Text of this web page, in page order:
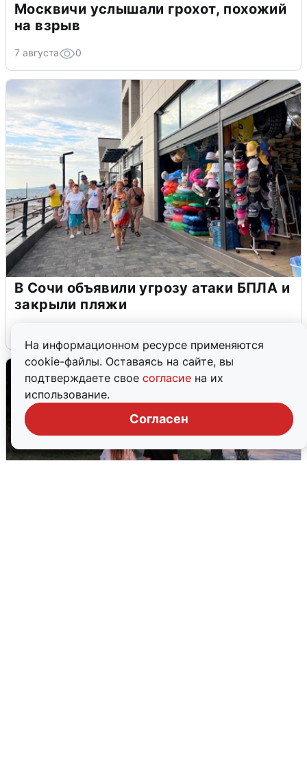
На информационном ресурсе применяются
cookie-файлы. Оставаясь на сайте, вы
подтверждаете свое согласие на их
использование.
Согласен
Москвичи услышали грохот, похожий
на взрыв
7 августа 0
В Сочи объявили угрозу атаки БПЛА и
закрыли пляжи